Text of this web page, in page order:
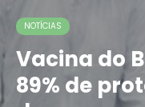
NOTÍCIAS
Vacina do
89% de